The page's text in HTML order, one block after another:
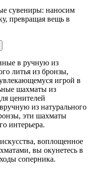
сувениры: наносим
превращая вещь в
в ручную из
литья из бронзы,
игрой в
шахматы из
ценителей
из натурального
эти шахматы
интерьера.
воплощенное
вы окунетесь в
соперника.